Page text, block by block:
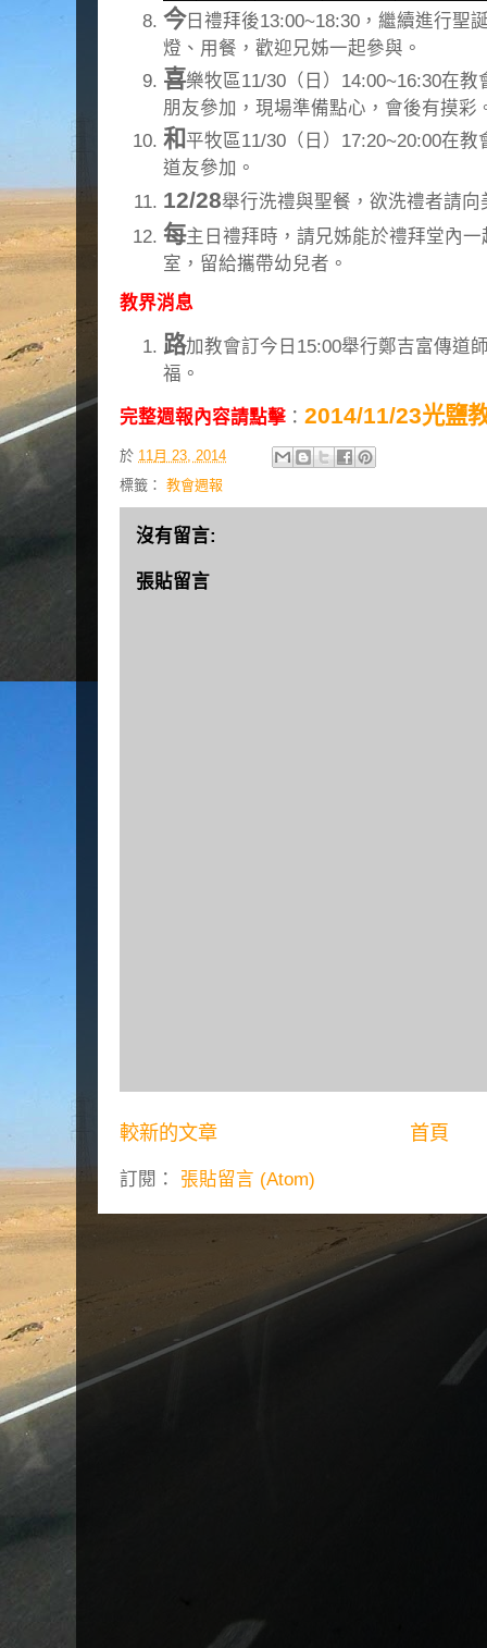
今日禮拜後13:00~18:30，繼續進行聖
燈、用餐，歡迎兄姊一起參與。
喜樂牧區11/30（日）14:00~16:30在
朋友參加，現場準備點心，會後有摸彩
和平牧區11/30（日）17:20~20:00在
道友參加。
12/28舉行洗禮與聖餐，欲洗禮者請向
每主日禮拜時，請兄姊能於禮拜堂內
室，留給攜帶幼兒者。
教界消息
路加教會訂今日15:00舉行鄭吉富傳道
福。
完整週報內容請點擊 ： 2014/11/23光鹽
於 11月 23, 2014
標籤： 教會週報
沒有留言:
張貼留言
較新的文章 首頁
訂閱： 張貼留言 (Atom)